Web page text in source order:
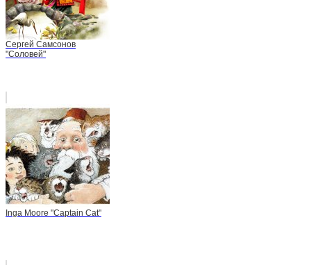
Сергей Самсонов
"Соловей"
Inga Moore "Captain Cat"